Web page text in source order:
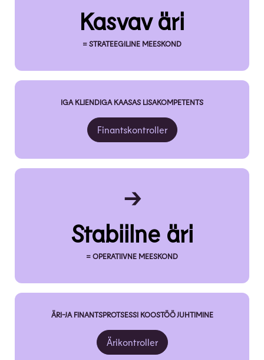
Kasvav äri
= STRATEEGILINE MEESKOND
IGA KLIENDIGA KAASAS LISAKOMPETENTS
Finantskontroller
→
Stabiilne äri
= OPERATIIVNE MEESKOND
ÄRI-JA FINANTSPROTSESSI KOOSTÖÖ JUHTIMINE
Ärikontroller